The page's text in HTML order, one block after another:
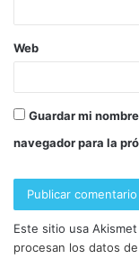
Web
Guardar mi
navegador para la
Este sitio usa
procesan los datos